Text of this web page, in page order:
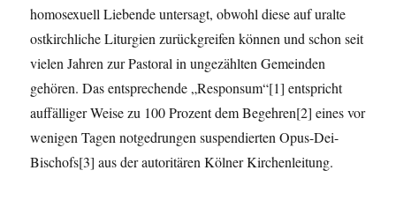
homosexuell Liebende untersagt, obwohl diese auf uralte
ostkirchliche Liturgien zurückgreifen können und schon seit
vielen Jahren zur Pastoral in ungezählten Gemeinden
gehören. Das entsprechende „Responsum“[1] entspricht
auffälliger Weise zu 100 Prozent dem Begehren[2] eines vor
wenigen Tagen notgedrungen suspendierten Opus-Dei-
Bischofs[3] aus der autoritären Kölner Kirchenleitung.